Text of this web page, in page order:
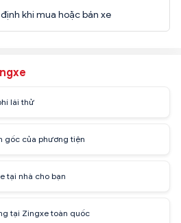
khi mua hoặc bán xe
lái thử
gốc của phương tiện
tại nhà cho bạn
tại Zingxe toàn quốc